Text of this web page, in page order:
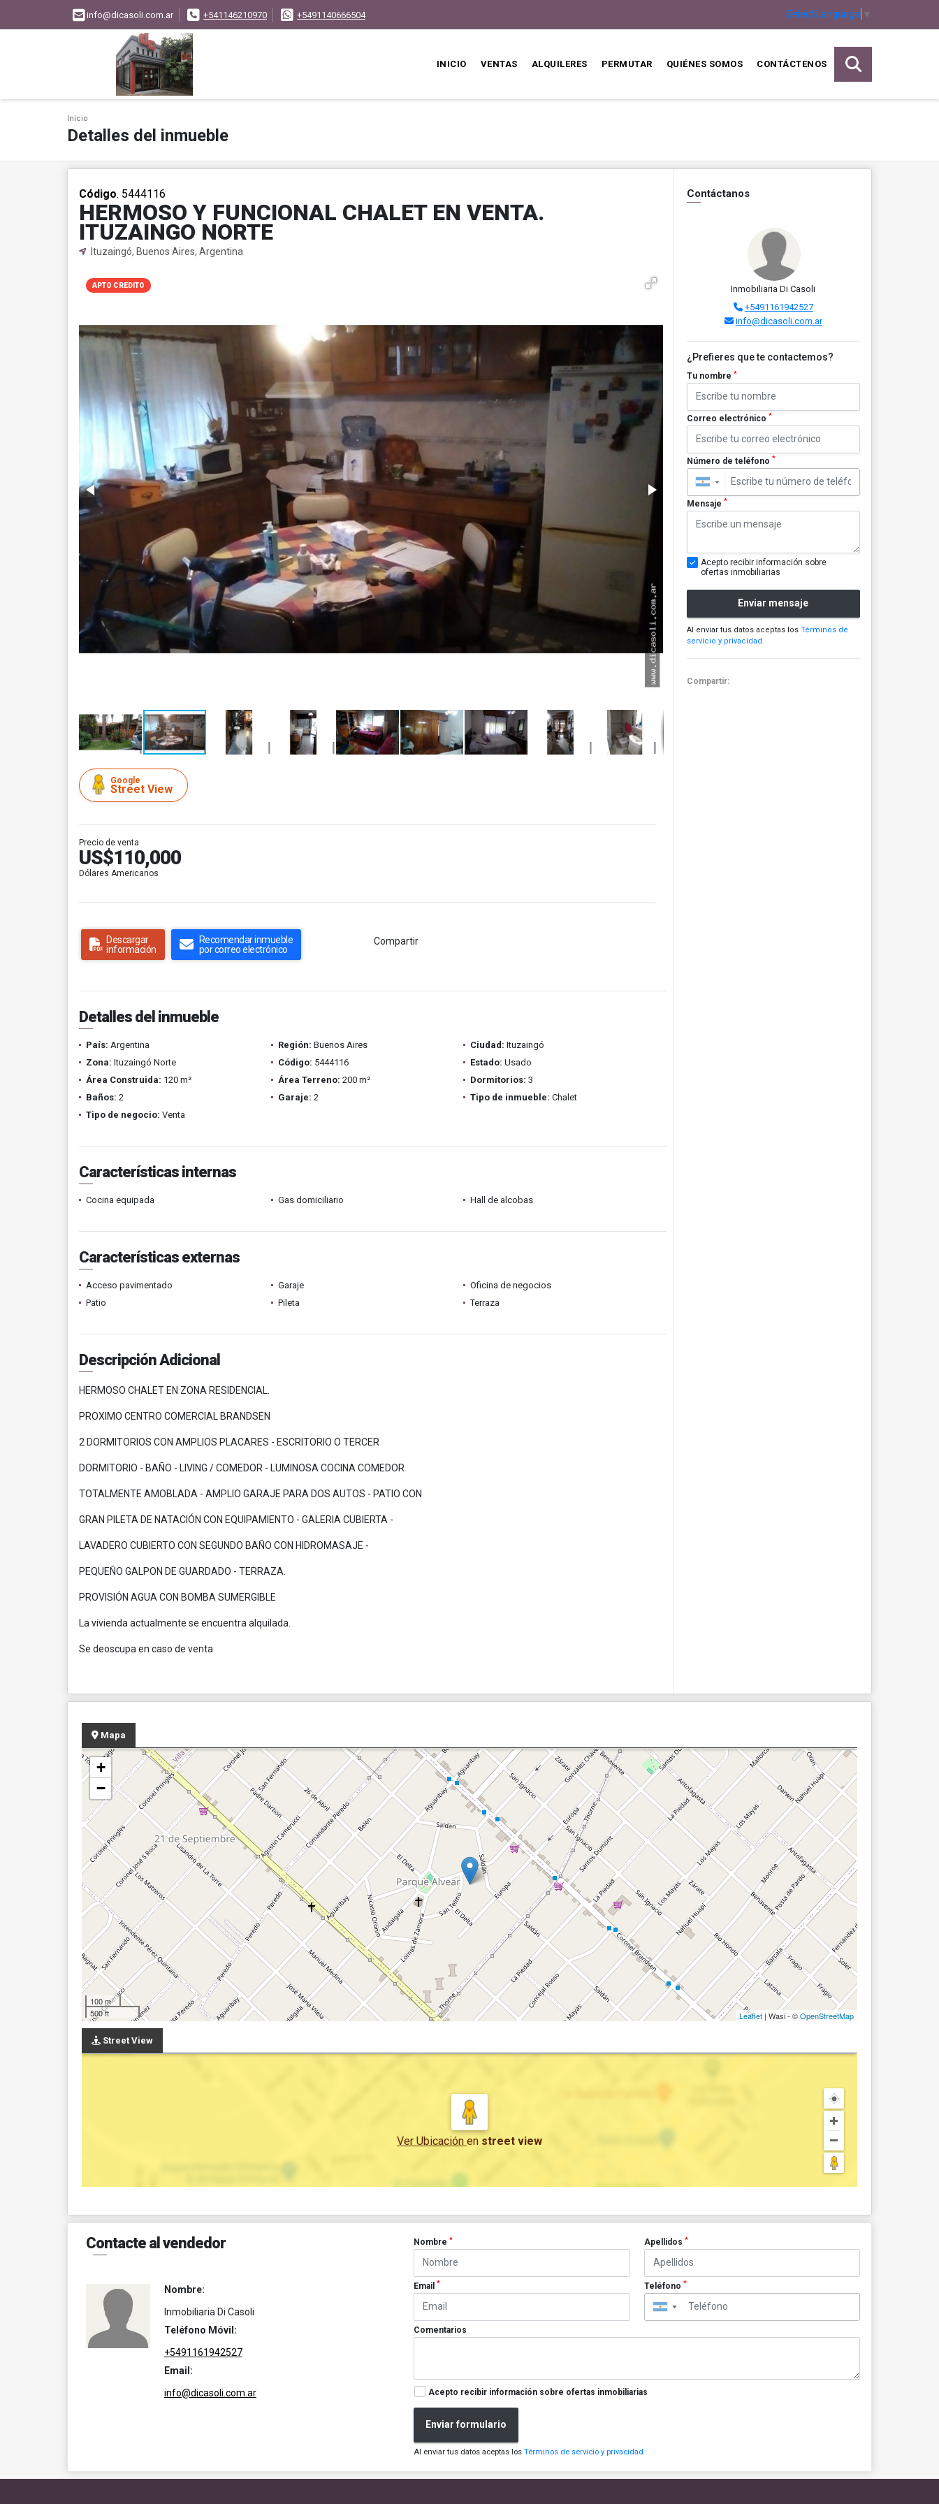
info@dicasoli.com.ar +541146210970 +5491140666504 Select Language ▼
INICIO VENTAS ALQUILERES PERMUTAR QUIÉNES SOMOS CONTÁCTENOS
Inicio
Detalles del inmueble
Código. 5444116
HERMOSO Y FUNCIONAL CHALET EN VENTA.
ITUZAINGO NORTE
Ituzaingó, Buenos Aires, Argentina
APTO CREDITO
Google
Street View
Precio de venta
US$110,000
Dólares Americanos
Descargar
información
Recomendar inmueble
por correo electrónico
Compartir
Detalles del inmueble
País: Argentina Región: Buenos Aires Ciudad: Ituzaingó
Zona: Ituzaingó Norte Código: 5444116 Estado: Usado
Área Construida: 120 m² Área Terreno: 200 m² Dormitorios: 3
Baños: 2 Garaje: 2 Tipo de inmueble: Chalet
Tipo de negocio: Venta
Características internas
Cocina equipada Gas domiciliario Hall de alcobas
Características externas
Acceso pavimentado Garaje
Oficina de negocios
Patio
Pileta Terraza
Descripción Adicional
HERMOSO CHALET EN ZONA RESIDENCIAL.
PROXIMO CENTRO COMERCIAL BRANDSEN
2 DORMITORIOS CON AMPLIOS PLACARES - ESCRITORIO O TERCER
DORMITORIO - BAÑO - LIVING / COMEDOR - LUMINOSA COCINA COMEDOR
TOTALMENTE AMOBLADA - AMPLIO GARAJE PARA DOS AUTOS - PATIO CON
GRAN PILETA DE NATACIÓN CON EQUIPAMIENTO - GALERIA CUBIERTA -
LAVADERO CUBIERTO CON SEGUNDO BAÑO CON HIDROMASAJE -
PEQUEÑO GALPON DE GUARDADO - TERRAZA.
PROVISIÓN AGUA CON BOMBA SUMERGIBLE
La vivienda actualmente se encuentra alquilada.
Se deoscupa en caso de venta
Contáctanos
Inmobiliaria Di Casoli
+5491161942527
info@dicasoli.com.ar
¿Prefieres que te contactemos?
Tu nombre *
Correo electrónico *
Número de teléfono *
▼
Mensaje *
Acepto recibir información sobre
ofertas inmobiliarias
Enviar mensaje
Al enviar tus datos aceptas los Términos de
servicio y privacidad
Compartir:
Mapa
+
−
100 m
500 ft
Leaflet | Wasi - ©OpenStreetMap
Street View
Ver Ubicación en street view
Contacte al vendedor
Nombre:
Inmobiliaria Di Casoli
Teléfono Móvil:
+5491161942527
Email:
info@dicasoli.com.ar
Nombre* Apellidos *
Email* Teléfono *
▼
Comentarios
Acepto recibir información sobre ofertas inmobiliarias
Enviar formulario
Al enviar tus datos aceptas losTérminos de servicio y privacidad